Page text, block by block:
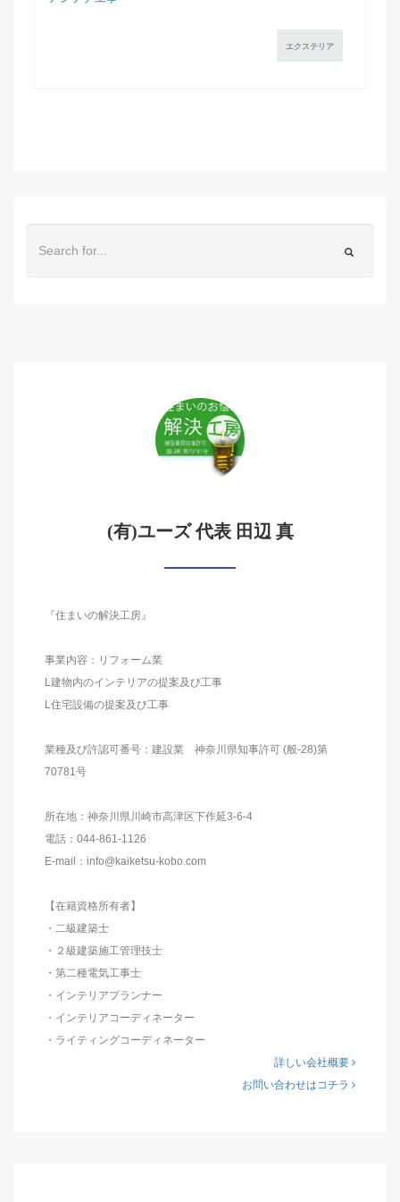
エクステリア
(有)ユーズ 代表 田辺 真
『住まいの解決工房』
事業内容：リフォーム業
L建物内のインテリアの提案及び工事
L住宅設備の提案及び工事
業種及び許認可番号：建設業 神奈川県知事許可 (般-28)第
70781号
所在地：神奈川県川崎市高津区下作延3-6-4
電話：044-861-1126
E-mail：info@kaiketsu-kobo.com
【在籍資格所有者】
・二級建築士
・２級建築施工管理技士
・第二種電気工事士
・インテリアプランナー
・インテリアコーディネーター
・ライティングコーディネーター
詳しい会社概要
お問い合わせはコチラ